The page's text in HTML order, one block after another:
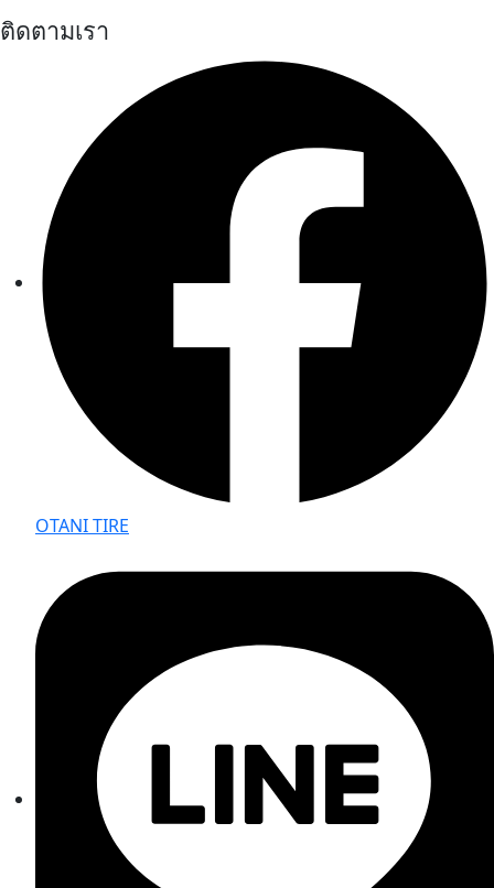
ติดตามเรา
OTANI TIRE